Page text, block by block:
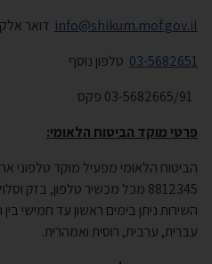
info@shikum.mof.gov.il דואר
03-5682651 טלפון נוסף
03-5682665/91 פקס
פרטי מוקד הביטוח הלאומי:
הביטוח הלאומי מפעיל מוקד טלפוני
8812345 מכל מכשיר טלפון, בזק וסלולארי.
עברית, ערבית, רוסית ואמהרית.